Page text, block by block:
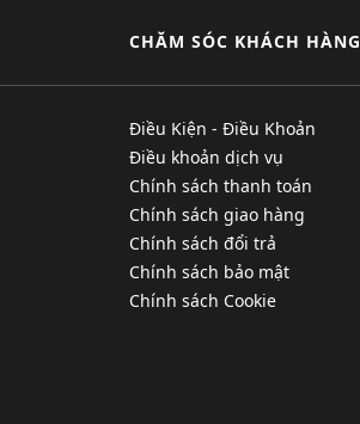
CHĂM SÓC KHÁCH HÀNG
Điều Kiện - Điều Khoản
Điều khoản dịch vụ
Chính sách thanh toán
Chính sách giao hàng
Chính sách đổi trả
Chính sách bảo mật
Chính sách Cookie